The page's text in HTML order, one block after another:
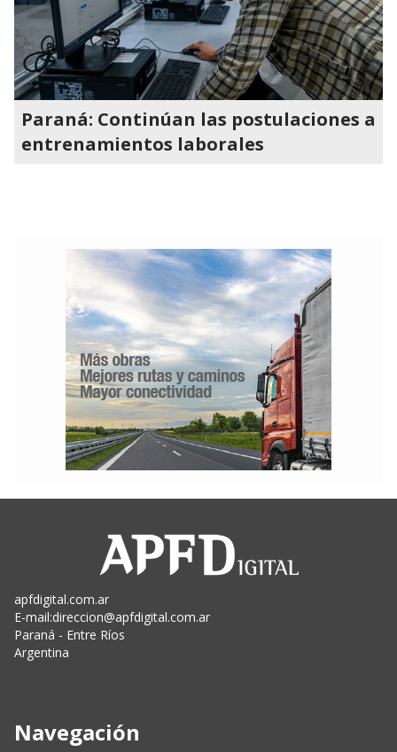
Paraná: Continúan las postulaciones a
entrenamientos laborales
apfdigital.com.ar
E-mail:direccion@apfdigital.com.ar
Paraná - Entre Ríos
Argentina
Navegación